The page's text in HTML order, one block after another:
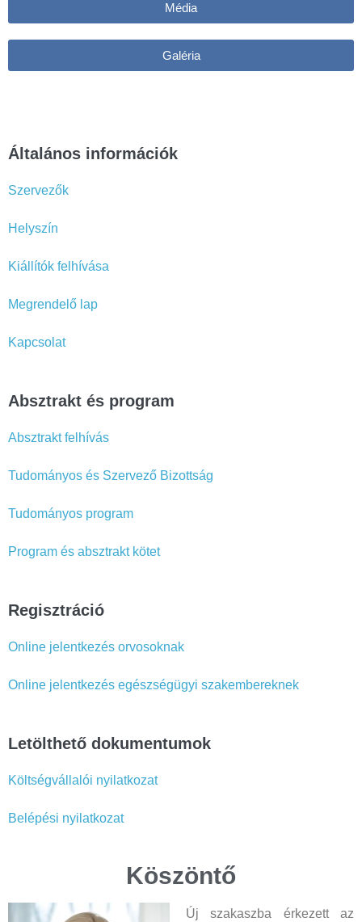
Média
Galéria
Általános információk
Szervezők
Helyszín
Kiállítók felhívása
Megrendelő lap
Kapcsolat
Absztrakt és program
Absztrakt felhívás
Tudományos és Szervező Bizottság
Tudományos program
Program és absztrakt kötet
Regisztráció
Online jelentkezés orvosoknak
Online jelentkezés egészségügyi szakembereknek
Letölthető dokumentumok
Költségvállalói nyilatkozat
Belépési nyilatkozat
Köszöntő
Új szakaszba érkezett az